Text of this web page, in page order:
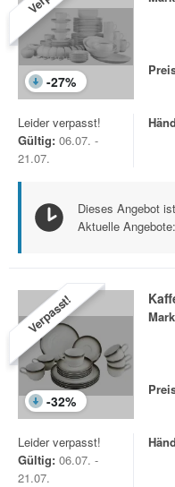
-27%
Leider verpasst!
Gültig: 06.07. -
21.07.
Dieses Angebot
Aktuelle Angebote:
Verpasst!
-32%
Leider verpasst!
Gültig: 06.07. -
21.07.